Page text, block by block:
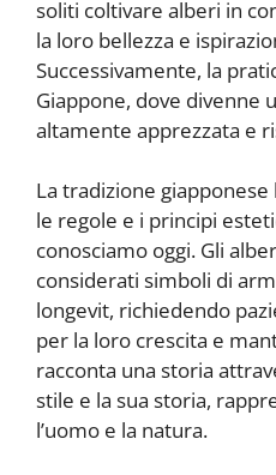
soliti coltivare alberi in
la loro bellezza e
Successivamente, la
Giappone, dove divenne
altamente apprezzata e
La tradizione
le regole e i principi
conosciamo oggi. Gli
considerati simboli di
longevit, richiedendo
per la loro crescita e
racconta una storia
stile e la sua storia,
l’uomo e la natura.